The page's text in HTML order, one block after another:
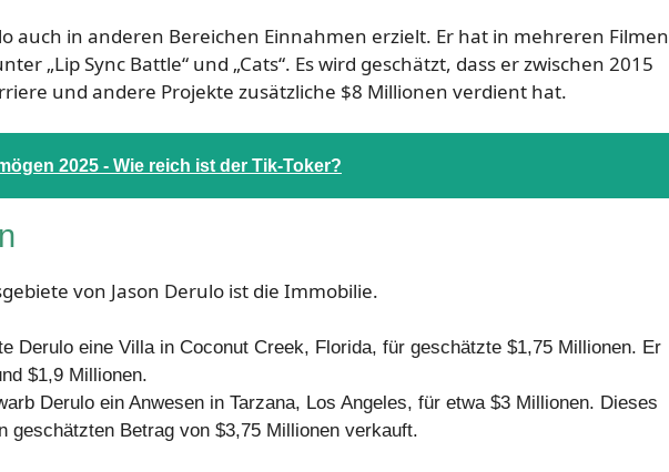
auch in anderen Bereichen Einnahmen erzielt. Er hat in mehreren Filmen
„Lip Sync Battle“ und „Cats“. Es wird geschätzt, dass er zwischen 2015
und andere Projekte zusätzliche $8 Millionen verdient hat.
2025 - Wie reich ist der Tik-Toker?
von Jason Derulo ist die Immobilie.
Derulo eine Villa in Coconut Creek, Florida, für geschätzte $1,75 Millionen. Er
$1,9 Millionen.
Derulo ein Anwesen in Tarzana, Los Angeles, für etwa $3 Millionen. Dieses
geschätzten Betrag von $3,75 Millionen verkauft.